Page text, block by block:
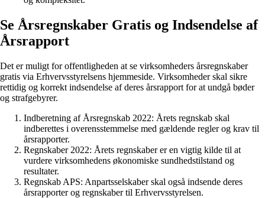
Se Årsregnskaber Gratis og Indsendelse af
Årsrapport
Det er muligt for offentligheden at se virksomheders årsregnskaber
gratis via Erhvervsstyrelsens hjemmeside. Virksomheder skal sikre
rettidig og korrekt indsendelse af deres årsrapport for at undgå bøder
og strafgebyrer.
Indberetning af Årsregnskab 2022: Årets regnskab skal
indberettes i overensstemmelse med gældende regler og krav til
årsrapporter.
Regnskaber 2022: Årets regnskaber er en vigtig kilde til at
vurdere virksomhedens økonomiske sundhedstilstand og
resultater.
Regnskab APS: Anpartsselskaber skal også indsende deres
årsrapporter og regnskaber til Erhvervsstyrelsen.